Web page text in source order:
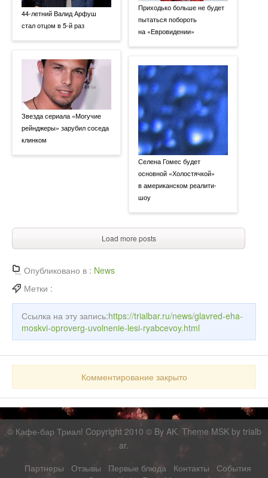
44-летний Валид Арфуш
стал отцом в 5-й раз
Звезда сериала «Могучие
рейнджеры» зарубил соседа
клинком
Приходько больше не будет
пытаться побороть
на «Евровидении»
Селена Гомес будет
основной «Холостячкой»
в американском реалити-
шоу
Load more posts
Опубликовано в : News
Метки :
Ссылка на эту запись:https://trialbar.ru/news/glavred-eha-
moskvi-oproverg-uvolnenie-lesi-ryabcevoy.html
Комментирование закрыто
© Кафе-бар Триал! Copyright 2010 © By AK. Theme MSK by trialb
ar.
Партнеры
Отзывы Первые блюда Контакты
События